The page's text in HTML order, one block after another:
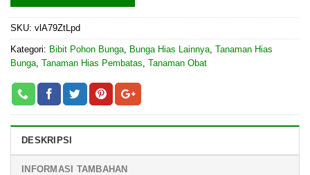
SKU: vlA79ZtLpd
Kategori: Bibit Pohon Bunga, Bunga Hias Lainnya, Tanaman Hias
Bunga, Tanaman Hias Pembatas, Tanaman Obat
DESKRIPSI
INFORMASI TAMBAHAN